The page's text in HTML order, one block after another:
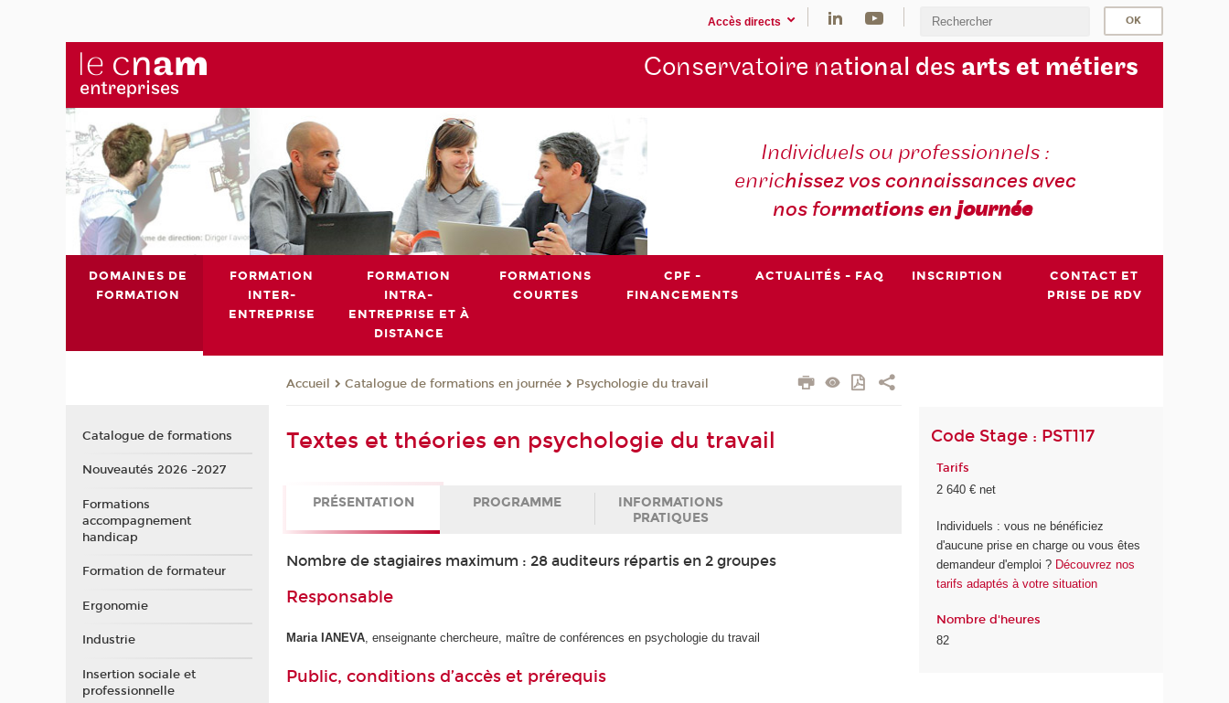
Accès directs
Conservatoire national des arts et métiers
Individuels ou professionnels :
enrichissez vos connaissances avec
nos formations enjournée
DOMAINES DE
FORMATION
FORMATION
INTER-
ENTREPRISE
FORMATION
INTRA-
ENTREPRISE ET À
DISTANCE
FORMATIONS
COURTES
CPF -
FINANCEMENTS
ACTUALITÉS - FAQ INSCRIPTION
CONTACT ET
PRISE DE RDV
Accueil Catalogue de formations en journée Psychologie du travail
Textes et théories en psychologie du travail
PRÉSENTATION PROGRAMME
INFORMATIONS
PRATIQUES
Nombre de stagiaires maximum : 28 auditeurs répartis en 2 groupes
Responsable
Maria IANEVA , enseignante chercheure, maître de conférences en psychologie du travail
Public, conditions d’accès et prérequis
Code Stage : PST117
Tarifs
2 640 € net
Individuels : vous ne bénéficiez
d'aucune prise en charge ou vous êtes
demandeur d'emploi ? Découvrez nos
tarifs adaptés à votre situation
Nombre d'heures
82
Catalogue de formations
Nouveautés 2026 -2027
Formations
accompagnement
handicap
Formation de formateur
Ergonomie
Industrie
Insertion sociale et
professionnelle